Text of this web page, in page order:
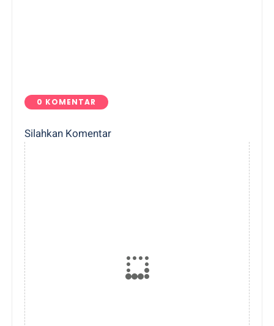
0 KOMENTAR
Silahkan Komentar